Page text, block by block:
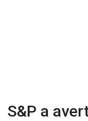
S&P a